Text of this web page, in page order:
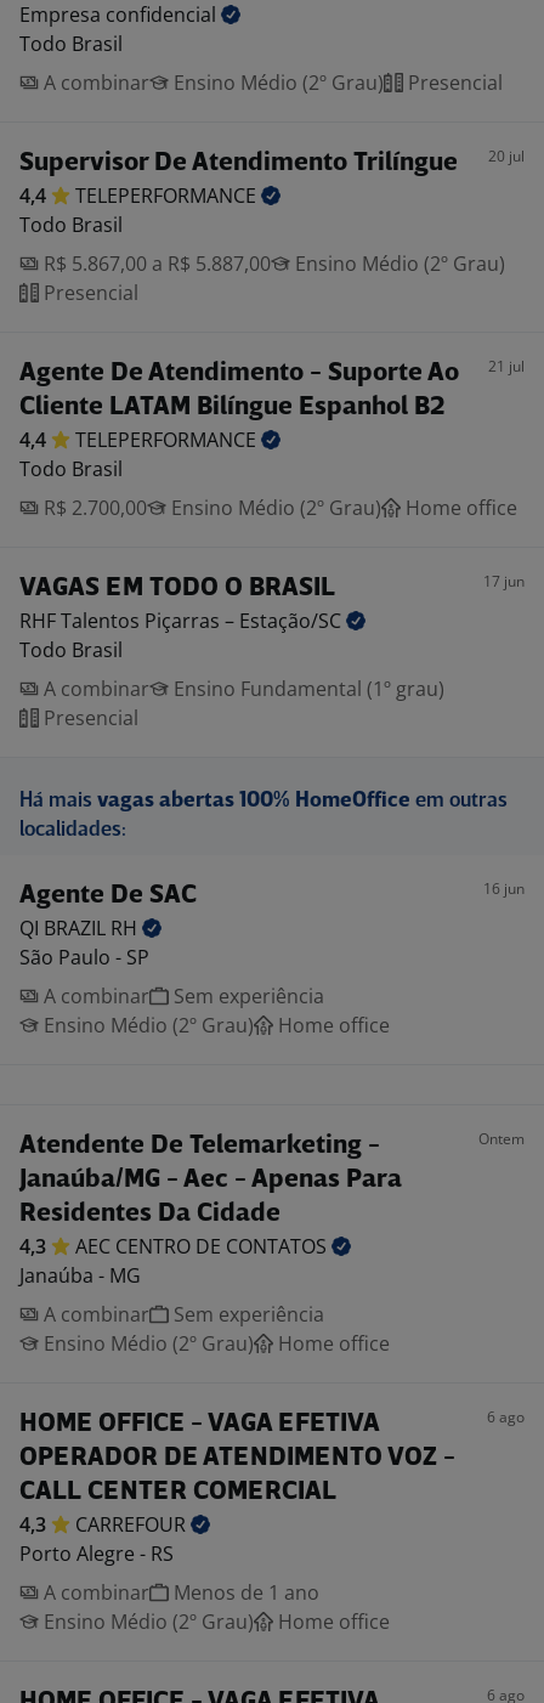
Empresa confidencial
Todo Brasil
A combinar
Ensino Médio (2º Grau) Presencial
Supervisor De Atendimento Trilíngue 20 jul
4,4
TELEPERFORMANCE
Todo Brasil
R$ 5.867,00 a R$ 5.887,00
Ensino Médio (2º Grau)
Presencial
Agente De Atendimento - Suporte Ao
Cliente LATAM Bilíngue Espanhol B2
21 jul
4,4
TELEPERFORMANCE
Todo Brasil
R$ 2.700,00
Ensino Médio (2º Grau) Home office
VAGAS EM TODO O BRASIL 17 jun
RHF Talentos Piçarras – Estação/SC
Todo Brasil
A combinar
Ensino Fundamental (1º grau)
Presencial
Há mais vagas abertas 100% HomeOffice em outras
localidades:
Agente De SAC 16 jun
QI BRAZIL RH
São Paulo - SP
A combinar
Sem experiência
Ensino Médio (2º Grau)
Home office
Atendente De Telemarketing -
Janaúba/MG - Aec - Apenas Para
Residentes Da Cidade
Ontem
4,3 AEC CENTRO DE CONTATOS
Janaúba - MG
A combinar
Sem experiência
Ensino Médio (2º Grau)
Home office
HOME OFFICE - VAGA EFETIVA
OPERADOR DE ATENDIMENTO VOZ -
CALL CENTER COMERCIAL
6 ago
4,3
CARREFOUR
Porto Alegre - RS
A combinar
Menos de 1 ano
Ensino Médio (2º Grau)
Home office
6 ago